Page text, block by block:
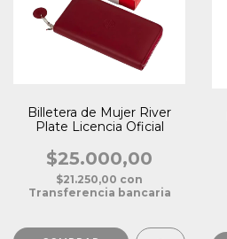
Billetera de Mujer River
Plate Licencia Oficial
$25.000,00
$21.250,00 con
Transferencia bancaria